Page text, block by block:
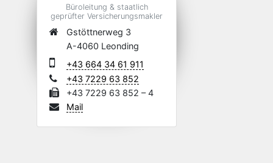
Büroleitung & staatlich
geprüfter Versicherungsmakler
Gstöttnerweg 3
A-4060 Leonding
+43 664 34 61 911
+43 7229 63 852
+43 7229 63 852 – 4
Mail